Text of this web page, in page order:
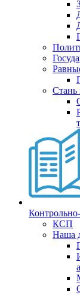
Стань
КСП
Наша